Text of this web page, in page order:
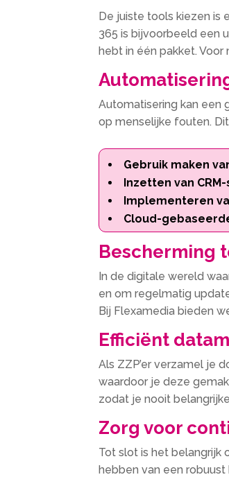
De juiste tools kiezen is
365 is bijvoorbeeld een
hebt in één pakket.
Automatisering kan een
op menselijke fouten.
Gebruik maken
Inzetten van
Implementeren
Cloud-
Bescherming
In de digitale wereld
en om regelmatig
Bij Flexamedia bieden
Efficiënt
Als ZZP’er verzamel je
waardoor je deze
zodat je nooit
Zorg voor
Tot slot is het belangrijk
hebben van een